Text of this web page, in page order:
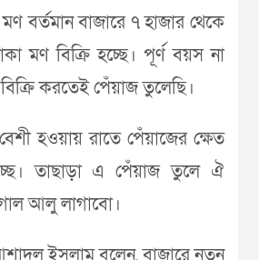
বর্তমান বাজারে ৭ হাজার থেকে
মণ বিক্রি হচ্ছে। পূর্ণ বয়স না
করতেই পেঁয়াজ তুলেছি।
হওয়ায় রাতে পেঁয়াজের ক্ষেত
তাছাড়া এ পেঁয়াজ তুলে ঐ
আলু লাগাবো।